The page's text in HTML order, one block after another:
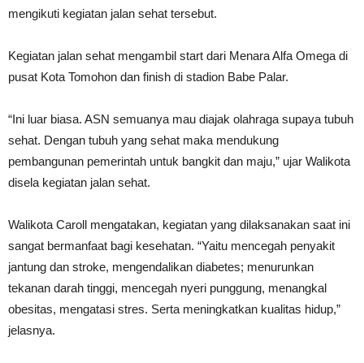
mengikuti kegiatan jalan sehat tersebut.
Kegiatan jalan sehat mengambil start dari Menara Alfa Omega di
pusat Kota Tomohon dan finish di stadion Babe Palar.
“Ini luar biasa. ASN semuanya mau diajak olahraga supaya tubuh
sehat. Dengan tubuh yang sehat maka mendukung
pembangunan pemerintah untuk bangkit dan maju,” ujar Walikota
disela kegiatan jalan sehat.
Walikota Caroll mengatakan, kegiatan yang dilaksanakan saat ini
sangat bermanfaat bagi kesehatan. “Yaitu mencegah penyakit
jantung dan stroke, mengendalikan diabetes; menurunkan
tekanan darah tinggi, mencegah nyeri punggung, menangkal
obesitas, mengatasi stres. Serta meningkatkan kualitas hidup,”
jelasnya.